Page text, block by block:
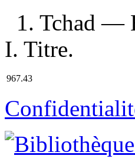
1. Tchad —
I. Titre.
967.43